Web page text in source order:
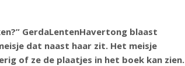
GerdaLentenHavertong blaast
dat naast haar zit. Het meisje
of ze de plaatjes in het boek kan zien.